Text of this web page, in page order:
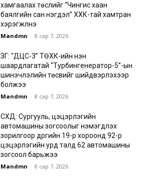
хамгаалах төслийг “Чингис хаан
баялгийн сан нэгдэл” ХХК-тай хамтран
хэрэгжүүлнэ
Mandmn - 8 сар 7, 2026
ЗГ: “ДЦС-3” ТӨХК-ийн нэн
шаардлагатай “Турбингенератор-5”-ын
шинэчлэлийн төсвийг шийдвэрлэхээр
болжээ
Mandmn - 8 сар 7, 2026
СХД: Сургууль, цэцэрлэгийн
автомашины зогсоолыг нэмэгдүүлэх
зорилгоор дүүргийн 19-р хороонд 92-р
цэцэрлэгийн урд талд 62 автомашины
зогсоол барьжээ
Mandmn - 8 сар 7, 2026